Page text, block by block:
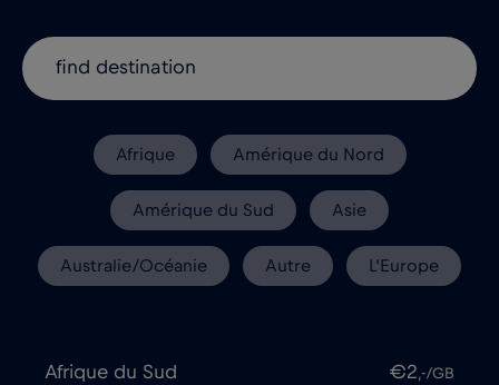
Afrique Amérique du Nord
Amérique du Sud Asie
Australie/Océanie Autre L’Europe
Afrique du Sud €2,-/GB